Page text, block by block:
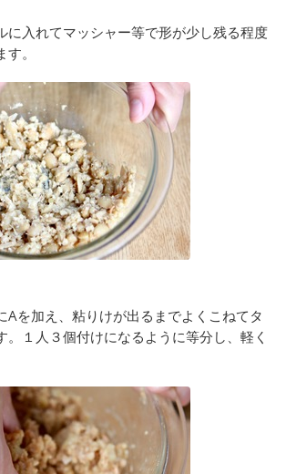
に入れてマッシャー等で形が少し残る程度
。
Aを加え、粘りけが出るまでよくこねてタ
。１人３個付けになるように等分し、軽く